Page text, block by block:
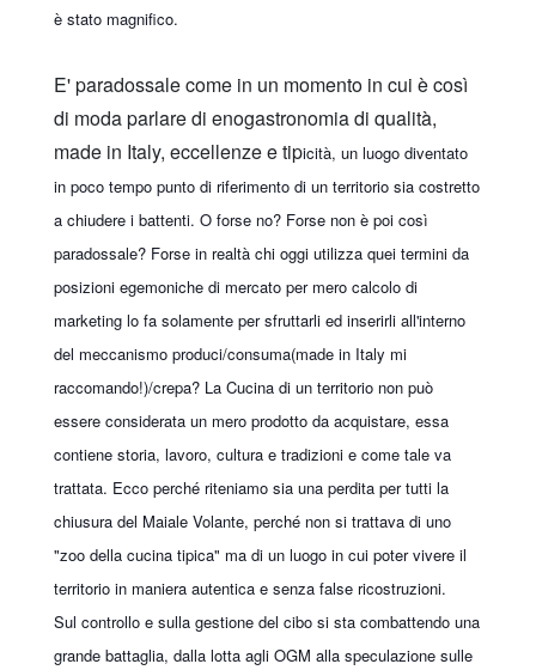
è stato magnifico.
E' paradossale come in un momento in cui è così
di moda parlare di enogastronomia di qualità,
made in Italy, eccellenze e tipicità, un luogo diventato
in poco tempo punto di riferimento di un territorio sia costretto
a chiudere i battenti. O forse no? Forse non è poi così
paradossale? Forse in realtà chi oggi utilizza quei termini da
posizioni egemoniche di mercato per mero calcolo di
marketing lo fa solamente per sfruttarli ed inserirli all'interno
del meccanismo produci/consuma(made in Italy mi
raccomando!)/crepa? La Cucina di un territorio non può
essere considerata un mero prodotto da acquistare, essa
contiene storia, lavoro, cultura e tradizioni e come tale va
trattata. Ecco perché riteniamo sia una perdita per tutti la
chiusura del Maiale Volante, perché non si trattava di uno
"zoo della cucina tipica" ma di un luogo in cui poter vivere il
territorio in maniera autentica e senza false ricostruzioni.
Sul controllo e sulla gestione del cibo si sta combattendo una
grande battaglia, dalla lotta agli OGM alla speculazione sulle